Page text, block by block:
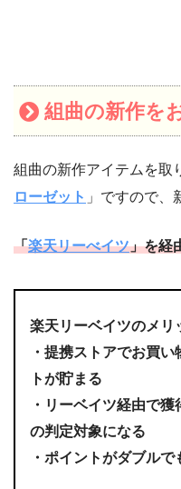
組曲の新作を
組曲の新作アイテムを取
ローゼット 」ですので、
「楽天リーべイツ」を経
楽天リーベイツのメ
・提携ストアでお買
トが貯まる
・リーベイツ経由で
の判定対象になる
・ポイントがダブルで